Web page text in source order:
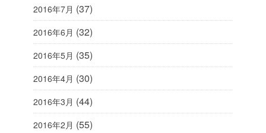
2016年7月 (37)
2016年6月 (32)
2016年5月 (35)
2016年4月 (30)
2016年3月 (44)
2016年2月 (55)